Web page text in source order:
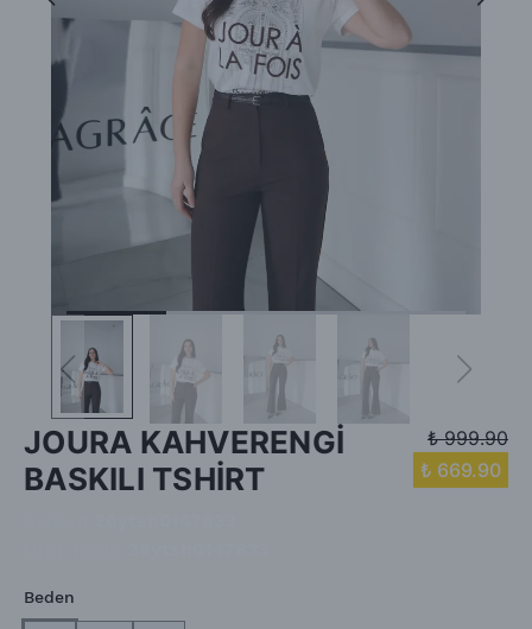
JOURA KAHVERENGİ
BASKILI TSHİRT
₺ 999.90
₺ 669.90
Beden